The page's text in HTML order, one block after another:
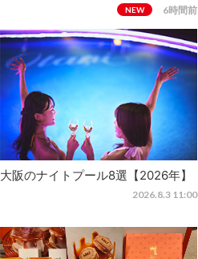
NEW 6時間前
大阪のナイトプール8選【2026年】
2026.8.3 11:00